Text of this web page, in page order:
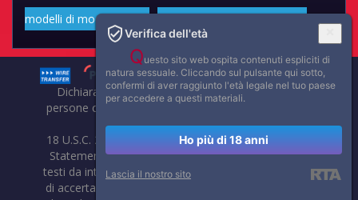
modelli di moda volgari Affascinanti star dello sport
Dichiarazione di non responsabilità: tutti i membri e le
persone che compaiono su questo sito hanno almeno 18
anni.
18 U.S.C. 2257 Record-Keeping Requirements Compliance
Statement. Affaritaliani, prima di pubblicare foto, video o
testi da internet, compie tutte le opportune verifiche al fine
di accertarne il libero regime di circolazione e non violare i
Verifica dell'età
Questo sito web ospita contenuti espliciti di
natura sessuale. Cliccando sul pulsante qui sotto,
confermi di aver raggiunto l'età legale nel tuo paese
per accedere a questi materiali.
Ho più di 18 anni
Lascia il nostro sito